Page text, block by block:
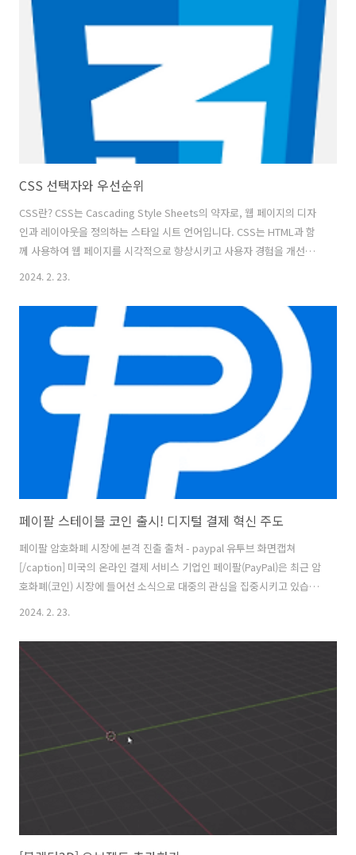
었으며, 각각의 선언은 해당 버전의 규격을 나타내기 위해 사용됩니다.
예를 들면 HTML 4.01 버전을 사용하는 문서의 !DOCTYPE 선언은 다음
과 같습니다. http://www.w3.org/TR/..
CSS 선택자와 우선순위
CSS란? CSS는 Cascading Style Sheets의 약자로, 웹 페이지의 디자
인과 레이아웃을 정의하는 스타일 시트 언어입니다. CSS는 HTML과 함
께 사용하여 웹 페이지를 시각적으로 향상시키고 사용자 경험을 개선할
수 있습니다. HTML 요소에 대한 글꼴, 색상, 크기, 간격 등 웹페이지의
W3C 표준 권고안으로 최초 제정됩니다. 이후 1998년에 CSS2가 발표되
었으며, 2005년부터 현재 사용 중인 CSS3가 적용 및 개발되고 있습니
다. CSS3부터는 다양한 기능과 선택자, 애니메이션 등 추가적인 기능을
제공합니다. CSS는 현재 모듈(module)별로 개발되고 있으며, 브라우저
공급자가 지원할 모듈을 자유롭게 선택..
2024. 2. 23.
페이팔 스테이블 코인 출시! 디지털 결제 혁신 주도
페이팔 암호화폐 시장에 본격 진출 출처 - paypal 유투브 화면캡쳐
[/caption] 미국의 온라인 결제 서비스 기업인 페이팔(PayPal)은 최근 암
호화폐(코인) 시장에 들어선 소식으로 대중의 관심을 집중시키고 있습니
다. 페이팔은 미국의 주요 핀테크 기업으로서 온라인 결제 분야에서 두각
등 온라인 결제 서비스 분야에서 부동의 1위 기업으로 꼽히고 있다. 페이
팔은 핀테크 업체 중 최초로 스테이블 코인을 발행하며 금융 시장과 기술
분야 모두에서 큰 주목을 받게 되었습니다. 이번 코인 출시는 페이팔의
글로벌 영향력을 더욱 확대시키는 중요한 이정표가 될 것으로 보입니다.
페이팔, 온라인 결제 서비스 분야 선두주자 페이팔은 기존에도 온라인..
2024. 2. 23.